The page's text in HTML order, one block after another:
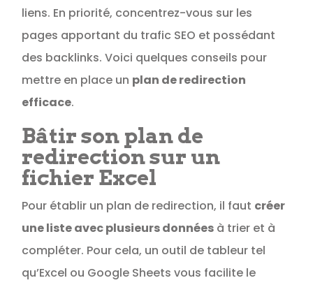
liens. En priorité, concentrez-vous sur les
pages apportant du trafic SEO et possédant
des backlinks. Voici quelques conseils pour
mettre en place un plan de redirection
efficace.
Bâtir son plan de
redirection sur un
fichier Excel
Pour établir un plan de redirection, il faut créer
une liste avec plusieurs données à trier et à
compléter. Pour cela, un outil de tableur tel
qu’Excel ou Google Sheets vous facilite le